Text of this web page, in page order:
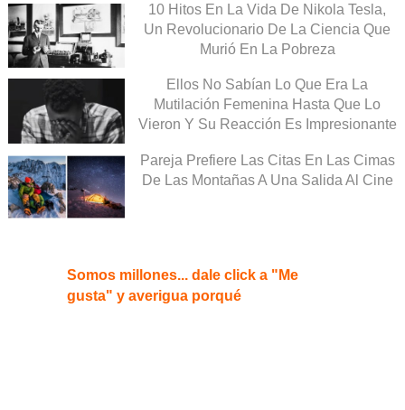
10 Hitos En La Vida De Nikola Tesla,
Un Revolucionario De La Ciencia Que
Murió En La Pobreza
Ellos No Sabían Lo Que Era La
Mutilación Femenina Hasta Que Lo
Vieron Y Su Reacción Es Impresionante
Pareja Prefiere Las Citas En Las Cimas
De Las Montañas A Una Salida Al Cine
Somos millones... dale click a "Me
gusta" y averigua porqué